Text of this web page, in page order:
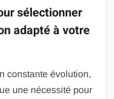
sélectionner
adapté à votre
constante évolution,
une nécessité pour